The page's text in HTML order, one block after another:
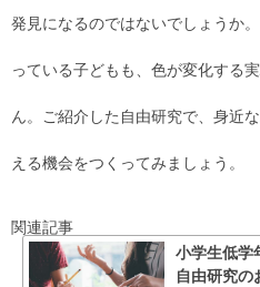
発見になるのではないでしょうか
っている子どもも、色が変化する
ん。ご紹介した自由研究で、身近
える機会をつくってみましょう。
関連記事
小学生低学
自由研究の